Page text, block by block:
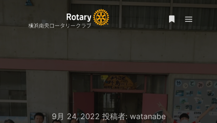
詳細 メイ
9月 24, 2022 投稿者: watanabe